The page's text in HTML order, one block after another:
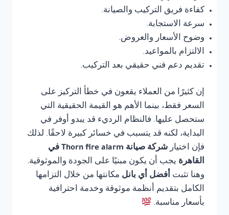
كفاءة فريق التركيب والصيانة.
سرعة الاستجابة.
وضوح الأسعار والعروض.
الالتزام بالمواعيد.
تقديم دعم فني حقيقي بعد التركيب.
إن كثيرًا من العملاء يقعون في خطأ التركيز على
السعر فقط، بينما الأهم هو القيمة الحقيقية التي
ستحصل عليها. فالنظام الرديء قد يبدو أوفر في
البداية، لكنه قد يتسبب في خسائر كبيرة لاحقًا. لذلك
فإن اختيار
شركة صيانة Thorn fire alarm في
القاهرة يجب أن يكون مبنيًا على الجودة والموثوقية.
وهنا تثبت أفضل أي بانل مكانتها من خلال التزامها
الكامل بتقديم أنظمة موثوقة وخدمة احترافية
بأسعار مناسبة.